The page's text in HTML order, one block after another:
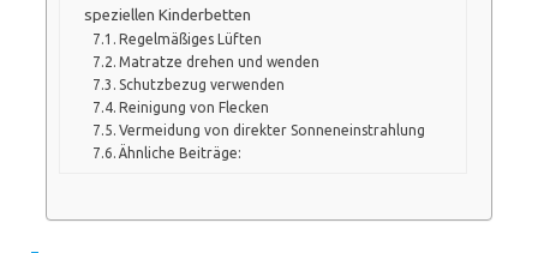
speziellen Kinderbetten
Regelmäßiges Lüften
Matratze drehen und wenden
Schutzbezug verwenden
Reinigung von Flecken
Vermeidung von direkter Sonneneinstrahlung
Ähnliche Beiträge: